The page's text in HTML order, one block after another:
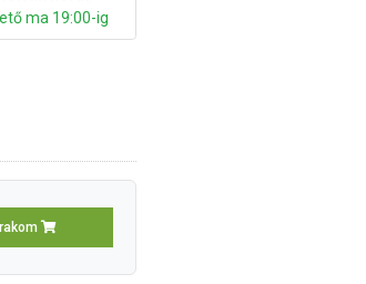
ma 19:00-ig